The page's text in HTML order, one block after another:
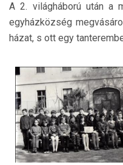
A 2. világháború után a
egyházközség
házat, s ott egy